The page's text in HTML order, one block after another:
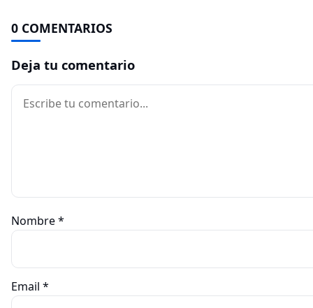
0 COMENTARIOS
Deja tu comentario
Comentario
Nombre*
Email *